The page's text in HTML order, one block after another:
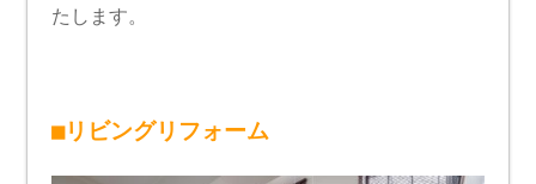
たします。
■リビングリフォーム